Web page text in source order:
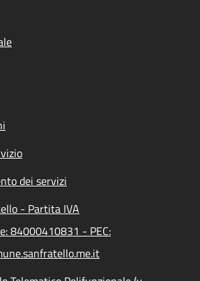
dei servizi
- Partita IVA
84000410831 - PEC: